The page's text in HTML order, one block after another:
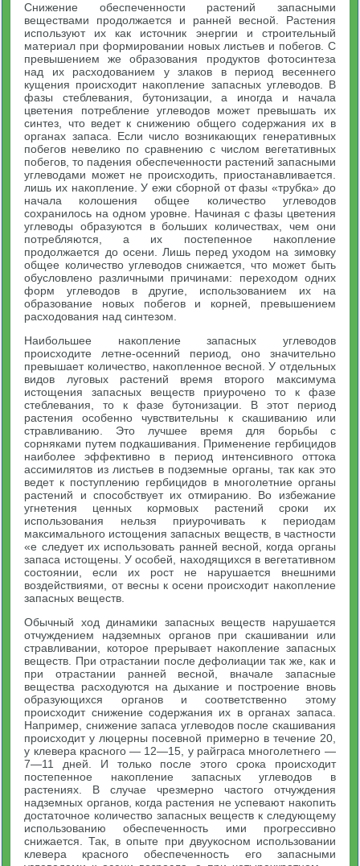
Снижение обеспеченности растений запасными
веществами продолжается и ранней весной. Растения
используют их как источник энергии и строительный
материал при формировании новых листьев и побегов. С
превышением же образования продуктов фотосинтеза
над их расходованием у злаков в период весеннего
кущения происходит накопление запасных углеводов. В
фазы стеблевания, бутонизации, а иногда и начала
цветения потребление углеводов может превышать их
синтез, что ведет к снижению общего содержания их в
органах запаса. Если число возникающих генеративных
побегов невелико по сравнению с числом вегетативных
побегов, то падения обеспеченности растений запасными
углеводами может не происходить, приостанавливается.
лишь их накопление. У ежи сборной от фазы «трубка» до
начала колошения общее количество углеводов
сохранилось на одном уровне. Начиная с фазы цветения
углеводы образуются в больших количествах, чем они
потребляются, а их постепенное накопление
продолжается до осени. Лишь перед уходом на зимовку
общее количество углеводов снижается, что может быть
обусловлено различными причинами: переходом одних
форм углеводов в другие, использованием их на
образование новых побегов и корней, превышением
расходования над синтезом.
Наибольшее накопление запасных углеводов
происходите летне-осенний период, оно значительно
превышает количество, накопленное весной. У отдельных
видов луговых растений время второго максимума
истощения запасных веществ приурочено то к фазе
стеблевания, то к фазе бутонизации. В этот период
растения особенно чувствительны к скашиванию или
стравливанию. Это лучшее время для борьбы с
сорняками путем подкашивания. Применение гербицидов
наиболее эффективно в период интенсивного оттока
ассимилятов из листьев в подземные органы, так как это
ведет к поступлению гербицидов в многолетние органы
растений и способствует их отмиранию. Во избежание
угнетения ценных кормовых растений сроки их
использования нельзя приурочивать к периодам
максимального истощения запасных веществ, в частности
«е следует их использовать ранней весной, когда органы
запаса истощены. У особей, находящихся в вегетативном
состоянии, если их рост не нарушается внешними
воздействиями, от весны к осени происходит накопление
запасных веществ.
Обычный ход динамики запасных веществ нарушается
отчуждением надземных органов при скашивании или
стравливании, которое прерывает накопление запасных
веществ. При отрастании после дефолиации так же, как и
при отрастании ранней весной, вначале запасные
вещества расходуются на дыхание и построение вновь
образующихся органов и соответственно этому
происходит снижение содержания их в органах запаса.
Например, снижение запаса углеводов после скашивания
происходит у люцерны посевной примерно в течение 20,
у клевера красного — 12—15, у райграса многолетнего —
7—11 дней. И только после этого срока происходит
постепенное накопление запасных углеводов в
растениях. В случае чрезмерно частого отчуждения
надземных органов, когда растения не успевают накопить
достаточное количество запасных веществ к следующему
использованию обеспеченность ими прогрессивно
снижается. Так, в опыте при двуукосном использовании
клевера красного обеспеченность его запасными